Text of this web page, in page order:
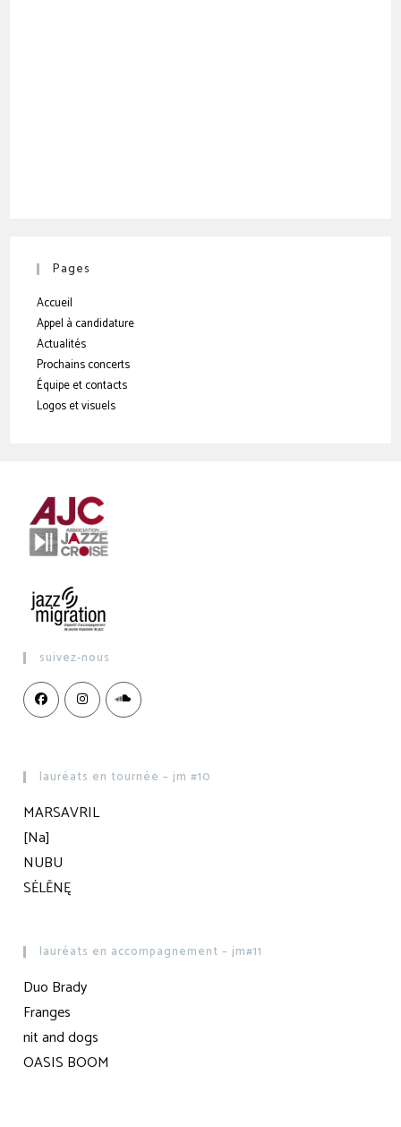
Pages
Accueil
Appel à candidature
Actualités
Prochains concerts
Équipe et contacts
Logos et visuels
suivez-nous
lauréats en tournée – jm #10
MARSAVRIL
[Na]
NUBU
SĖLĒNĘ
lauréats en accompagnement – jm#11
Duo Brady
Franges
nit and dogs
OASIS BOOM